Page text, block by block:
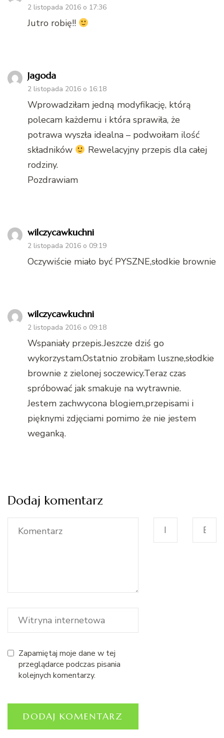
2 listopada 2016 o 17:36
Jutro robię!!
Jagoda
2 listopada 2016 o 16:18
Wprowadziłam jedną modyfikację, którą
polecam każdemu i która sprawiła, że
potrawa wyszła idealna – podwoiłam ilość
składników
Rewelacyjny przepis dla całej
rodziny.
Pozdrawiam
wilczycawkuchni
2 listopada 2016 o 09:19
Oczywiście miało być PYSZNE,słodkie brownie
wilczycawkuchni
2 listopada 2016 o 09:18
Wspaniały przepis.Jeszcze dziś go
wykorzystam.Ostatnio zrobiłam luszne,słodkie
brownie z zielonej soczewicy.Teraz czas
spróbować jak smakuje na wytrawnie.
Jestem zachwycona blogiem,przepisami i
pięknymi zdjęciami pomimo że nie jestem
weganką.
Dodaj komentarz
Zapamiętaj moje dane w tej
przeglądarce podczas pisania
kolejnych komentarzy.